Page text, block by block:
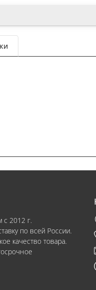
с 2012 г.
по всей России.
качество товара.